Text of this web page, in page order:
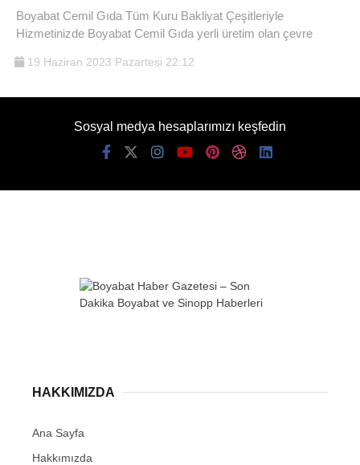
Instagram
Dribbble
Boyabat Cemil Gıda Tüm Kuru Bakliyat Çeşitleriyle
Hizmetinizde Boyabat Cemil Gıda yerli üretim olan çevre
19 Haziran 2023 Pazartesi 22:12
Sosyal medya hesaplarımızı keşfedin
HAKKIMIZDA
Ana Sayfa
Hakkımızda